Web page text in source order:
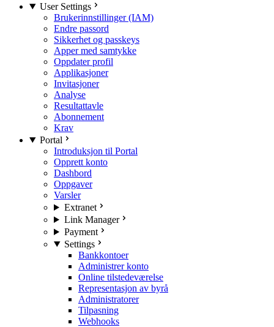
User Settings
Brukerinnstillinger (IAM)
Endre passord
Sikkerhet og passkeys
Apper med samtykke
Oppdater profil
Applikasjoner
Invitasjoner
Analyse
Resultattavle
Abonnement
Krav
Portal
Introduksjon til Portal
Opprett konto
Dashbord
Oppgaver
Varsler
Extranet
Link Manager
Payment
Settings
Bankkontoer
Administrer konto
Online tilstedeværelse
Representasjon av byrå
Administratorer
Tilpasning
Webhooks